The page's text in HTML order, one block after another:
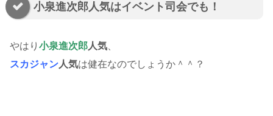
小泉進次郎人気はイベント司会でも！
やはり 小泉進次郎人気
スカジャン人気は健在なのでしょうか＾＾？